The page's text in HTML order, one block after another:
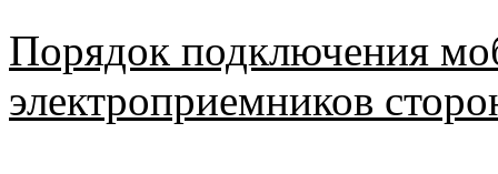
Порядок подключения
электроприемников